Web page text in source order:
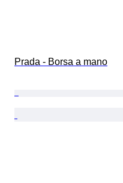
Prada - Borsa a mano